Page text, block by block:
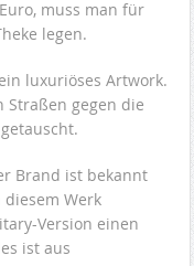
muss man für
legen.
luxuriöses Artwork.
Straßen gegen die
Brand ist bekannt
Werk
Version einen
ist aus